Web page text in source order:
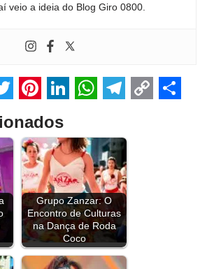
veio a ideia do Blog Giro 0800.
T
i
n
t
e
r
e
i
n
k
e
d
I
h
a
t
s
A
p
e
l
e
g
r
a
Grupo Zanzar: O
Encontro de Culturas
na Dança de Roda
Coco